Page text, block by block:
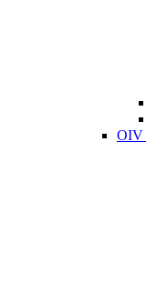
OIV